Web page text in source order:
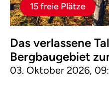
15 freie Plätze
Das verlassene
Bergbaugebiet
03. Oktober 2026,